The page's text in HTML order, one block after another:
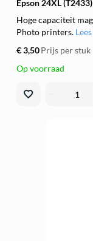
Epson 24XL
Hoge capaciteit
Photo printers.
€ 3,50Prijs per stuk
Op voorraad